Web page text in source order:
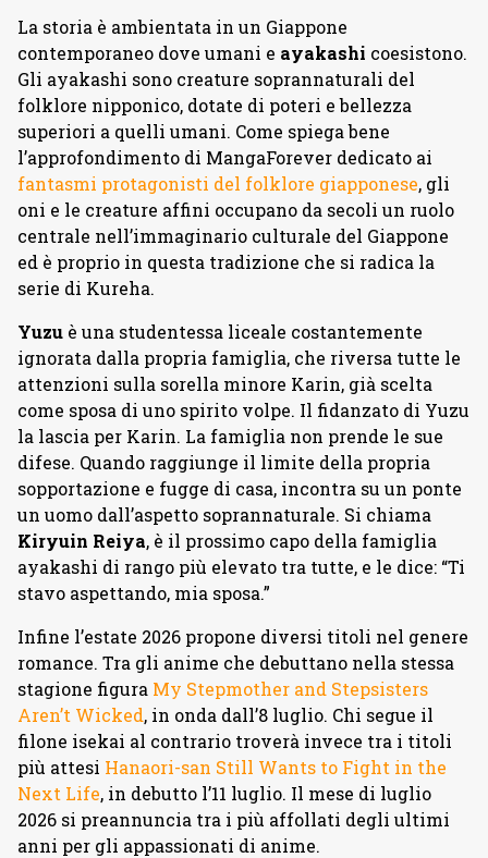
La storia è ambientata in un Giappone
contemporaneo dove umani e ayakashi coesistono.
Gli ayakashi sono creature soprannaturali del
folklore nipponico, dotate di poteri e bellezza
superiori a quelli umani. Come spiega bene
l’approfondimento di MangaForever dedicato ai
fantasmi protagonisti del folklore giapponese, gli
oni e le creature affini occupano da secoli un ruolo
centrale nell’immaginario culturale del Giappone
ed è proprio in questa tradizione che si radica la
serie di Kureha.
Yuzu è una studentessa liceale costantemente
ignorata dalla propria famiglia, che riversa tutte le
attenzioni sulla sorella minore Karin, già scelta
come sposa di uno spirito volpe. Il fidanzato di Yuzu
la lascia per Karin. La famiglia non prende le sue
difese. Quando raggiunge il limite della propria
sopportazione e fugge di casa, incontra su un ponte
un uomo dall’aspetto soprannaturale. Si chiama
Kiryuin Reiya, è il prossimo capo della famiglia
ayakashi di rango più elevato tra tutte, e le dice: “Ti
stavo aspettando, mia sposa.”
Infine l’estate 2026 propone diversi titoli nel genere
romance. Tra gli anime che debuttano nella stessa
stagione figura My Stepmother and Stepsisters
Aren’t Wicked, in onda dall’8 luglio. Chi segue il
filone isekai al contrario troverà invece tra i titoli
più attesi Hanaori-san Still Wants to Fight in the
Next Life, in debutto l’11 luglio. Il mese di luglio
2026 si preannuncia tra i più affollati degli ultimi
anni per gli appassionati di anime.